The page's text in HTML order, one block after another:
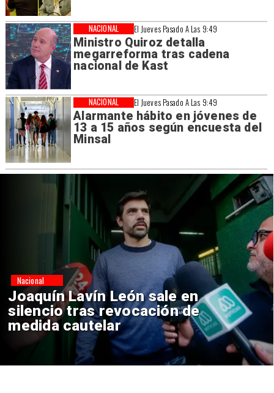
El Jueves Pasado A Las 9:49
Ministro Quiroz detalla
megarreforma tras cadena
nacional de Kast
NACIONAL
El Jueves Pasado A Las 9:49
Alarmante hábito en jóvenes de
13 a 15 años según encuesta del
Minsal
NACIONAL
Chile y Venezuela formalizan
reinicio de relaciones
consulares
Nacional